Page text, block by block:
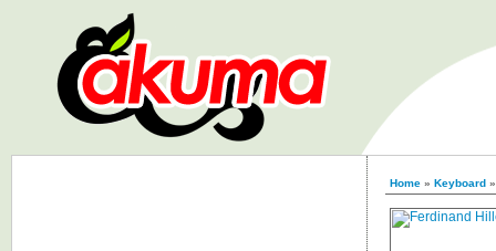
Home » Keyboard